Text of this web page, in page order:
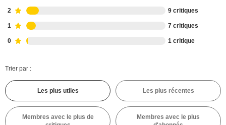
2 9 critiques
1 7 critiques
0 1 critique
Trier par :
Les plus utiles Les plus récentes
Membres avec le plus de
Membres avec le plus